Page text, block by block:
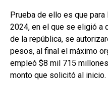
Prueba de ello es que
2024, en el que se eligió a
de la república, se
pesos, al final el máximo
empleó $8 mil 715
monto que solicitó al inicio.